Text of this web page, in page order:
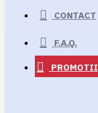
CONTACT
F.A.Q.
PROMOTII